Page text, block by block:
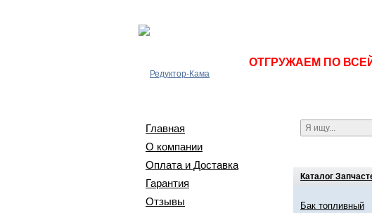
ОТГРУЖАЕМ ПО
Главная
О компании
Оплата и Доставка
Гарантия
Отзывы
Каталог
Бак топливный